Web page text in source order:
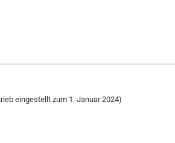
eingestellt zum 1. Januar 2024)